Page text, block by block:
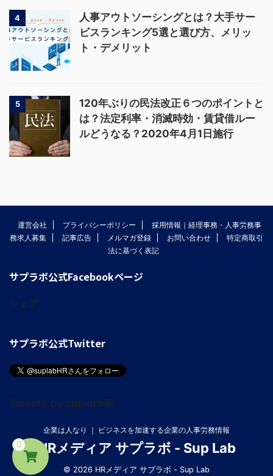
4
人事アウトソーシングとは？大手サー
ビスランキング5選と選び方、メリッ
ト・デメリット
5
120年ぶりの民法改正６つのポイントと
は？法定利率・消滅時効・賃貸借ルー
ルどうなる？2020年4月1日施行
運営会社 プライバシーポリシー
採用情報｜経理事務・人事労務事
務求人募集
記事広告 メルマガ登録 お問い合わせ
特定商取引
法に基づく表記
サプラボ公式Facebookページ
シェア
サプラボ公式Twitter
Tweets by suplabHR
企業は人なり ｜ ビジネスを加速する企業の人事労務情報
HRメディア サプラボ - Sup Lab
© 2026 HRメディア サプラボ - Sup Lab
0